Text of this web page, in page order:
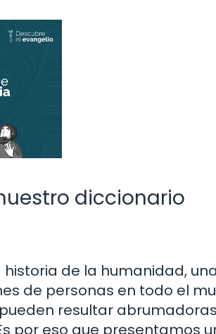
diccionario
historia de la humanidad,
de personas en todo el
resultar
por eso que presentamos